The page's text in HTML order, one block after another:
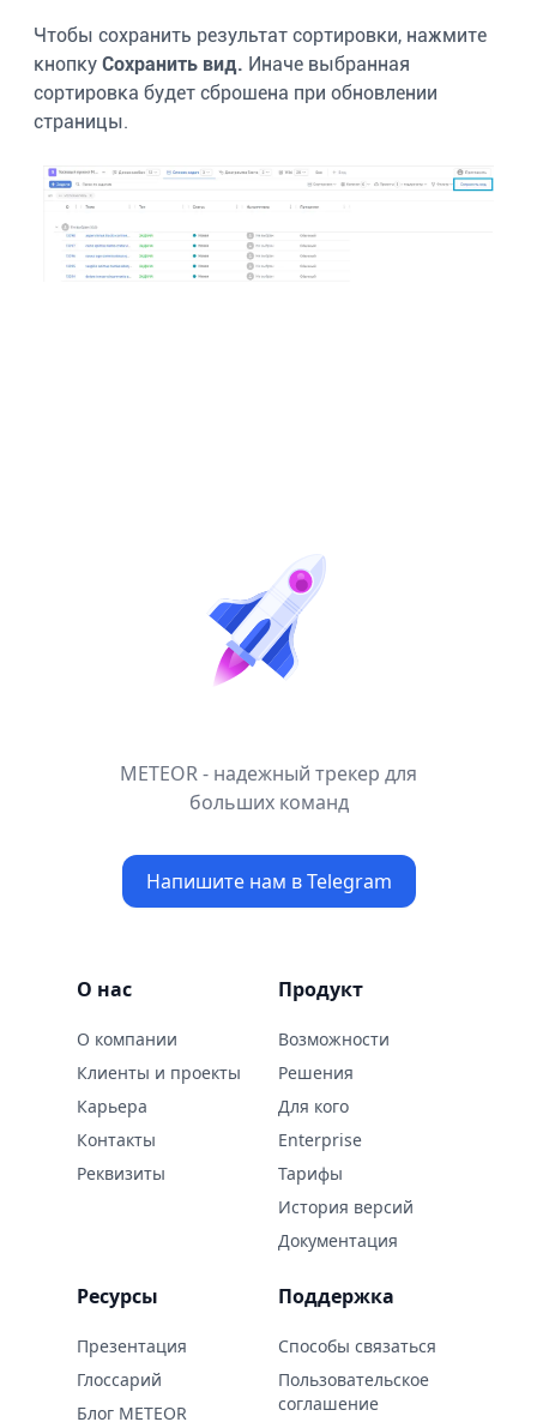
Чтобы сохранить результат сортировки, нажмите
кнопку Сохранить вид. Иначе выбранная
сортировка будет сброшена при обновлении
страницы.
METEOR - надежный трекер для
больших команд
Напишите нам в Telegram
О нас
О компании
Клиенты и проекты
Карьера
Контaкты
Реквизиты
Продукт
Возможности
Решения
Для кого
Enterprise
Тарифы
История версий
Документация
Ресурсы
Презентация
Глоссарий
Блог METEOR
Поддержка
Способы связаться
Пользовательское
соглашение